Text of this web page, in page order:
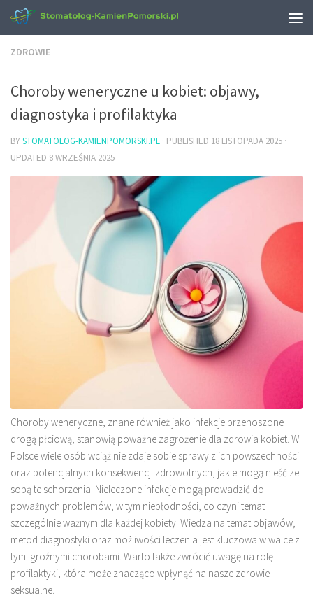
ZDROWIE
Choroby weneryczne u kobiet: objawy,
diagnostyka i profilaktyka
BYSTOMATOLOG-KAMIENPOMORSKI.PL · PUBLISHED 18 LISTOPADA 2025 ·
UPDATED 8 WRZEŚNIA 2025
Choroby weneryczne, znane również jako infekcje przenoszone
drogą płciową, stanowią poważne zagrożenie dla zdrowia kobiet. W
Polsce wiele osób wciąż nie zdaje sobie sprawy z ich powszechności
oraz potencjalnych konsekwencji zdrowotnych, jakie mogą nieść ze
sobą te schorzenia. Nieleczone infekcje mogą prowadzić do
poważnych problemów, w tym niepłodności, co czyni temat
szczególnie ważnym dla każdej kobiety. Wiedza na temat objawów,
metod diagnostyki oraz możliwości leczenia jest kluczowa w walce z
tymi groźnymi chorobami. Warto także zwrócić uwagę na rolę
profilaktyki, która może znacząco wpłynąć na nasze zdrowie
seksualne.